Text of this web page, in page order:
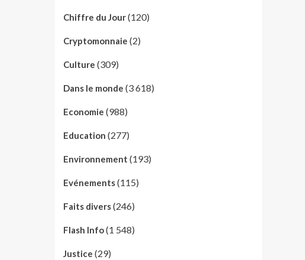
Chiffre du Jour(120)
Cryptomonnaie (2)
Culture (309)
Dans le monde (3 618)
Economie (988)
Education (277)
Environnement (193)
Evénements(115)
Faits divers(246)
Flash Info(1 548)
Justice (29)